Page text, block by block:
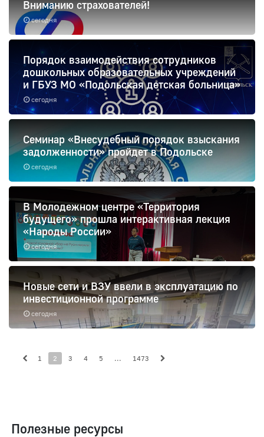
сегодня
Вниманию страхователей!
сегодня
Порядок взаимодействия сотрудников
дошкольных образовательных учреждений
и ГБУЗ МО «Подольская детская больница»
сегодня
Семинар «Внесудебный порядок взыскания
задолженности» пройдет в Подольске
сегодня
В Молодежном центре «Территория
будущего» прошла интерактивная лекция
«Народы России»
сегодня
Новые сети и ВЗУ ввели в эксплуатацию по
инвестиционной программе
1 2 3 4 5 ... 1473
Полезные ресурсы